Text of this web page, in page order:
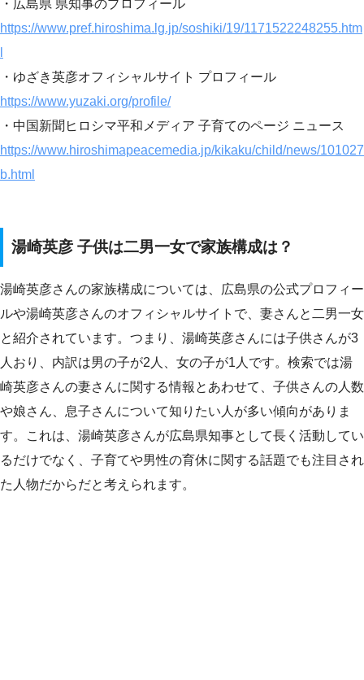
・広島県 県知事のプロフィール
https://www.pref.hiroshima.lg.jp/soshiki/19/1171522248255.htm
・ゆざき英彦オフィシャルサイト プロフィール
https://www.yuzaki.org/profile/
・中国新聞ヒロシマ平和メディア 子育てのページ ニュース
https://www.hiroshimapeacemedia.jp/kikaku/child/news/101027
b.html
湯崎英彦 子供は二男一女で家族構成は？
湯崎英彦さんの家族構成については、広島県の公式プロフィー
ルや湯崎英彦さんのオフィシャルサイトで、妻さんと二男一女
と紹介されています。つまり、湯崎英彦さんには子供さんが3
人おり、内訳は男の子が2人、女の子が1人です。検索では湯
崎英彦さんの妻さんに関する情報とあわせて、子供さんの人数
や娘さん、息子さんについて知りたい人が多い傾向がありま
す。これは、湯崎英彦さんが広島県知事として長く活動してい
るだけでなく、子育てや男性の育休に関する話題でも注目され
た人物だからだと考えられます。